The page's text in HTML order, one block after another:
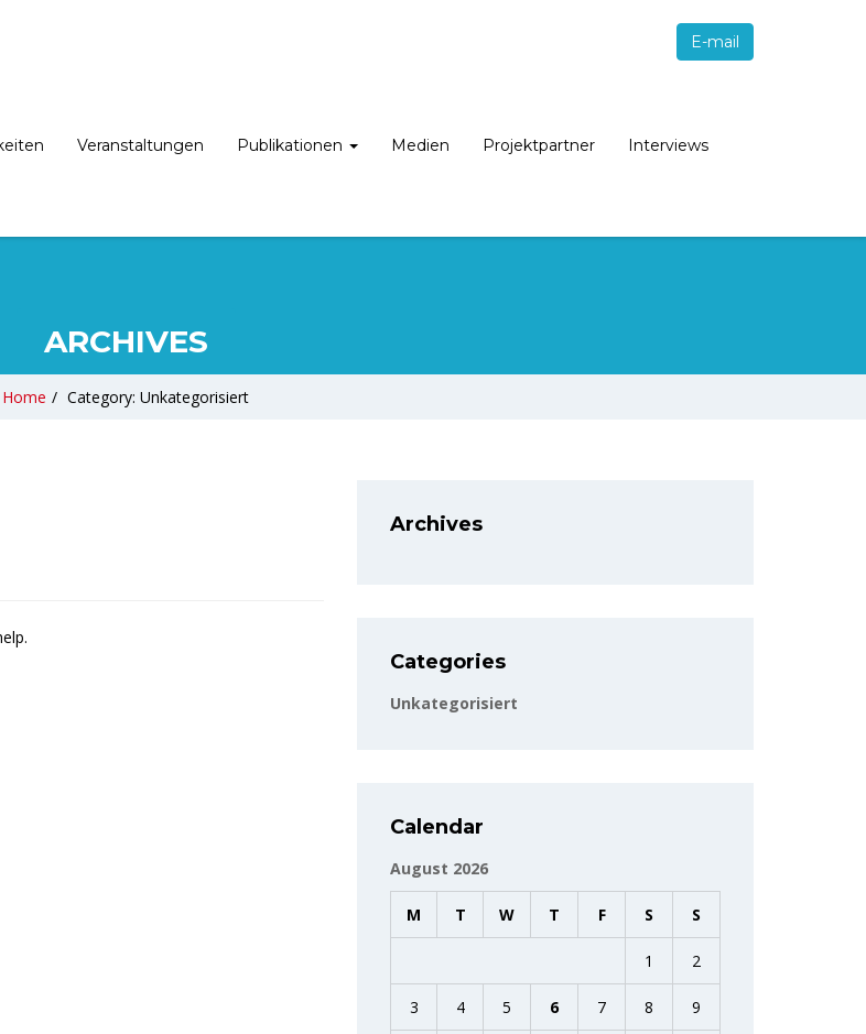
E-mail
Veranstaltungen Publikationen Medien Projektpartner Interviews
ARCHIVES
Home / Category: Unkategorisiert
Archives
Categories
Unkategorisiert
Calendar
August 2026
M T W T F S S
1 2
3 4 5 6 7 8 9